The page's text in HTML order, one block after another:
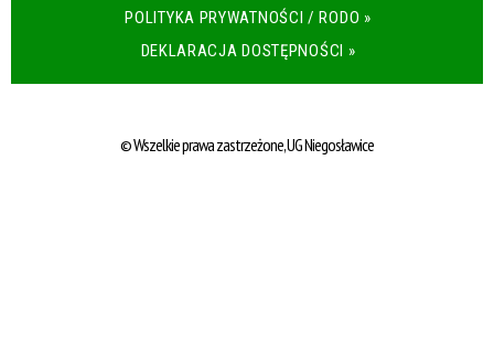
POLITYKA PRYWATNOŚCI / RODO »
DEKLARACJA DOSTĘPNOŚCI »
© Wszelkie prawa zastrzeżone, UG Niegosławice